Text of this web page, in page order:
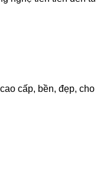
cấp, bền, đẹp, cho